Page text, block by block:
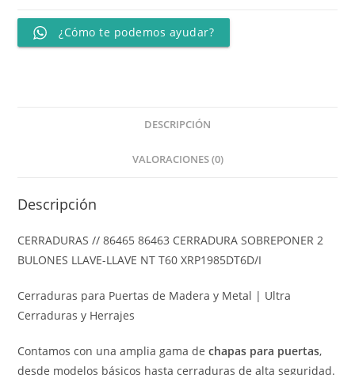
¿Cómo te podemos ayudar?
DESCRIPCIÓN
VALORACIONES (0)
Descripción
CERRADURAS // 86465 86463 CERRADURA SOBREPONER 2
BULONES LLAVE-LLAVE NT T60 XRP1985DT6D/I
Cerraduras para Puertas de Madera y Metal | Ultra
Cerraduras y Herrajes
Contamos con una amplia gama dechapas para puertas,
desde modelos básicos hasta cerraduras de alta seguridad.